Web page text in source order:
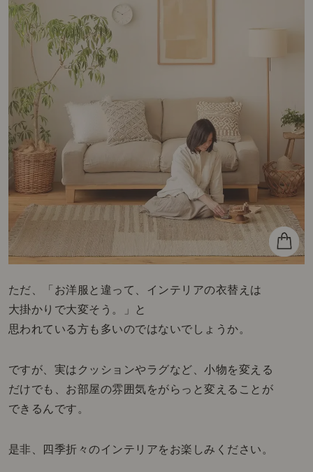
ただ、「お洋服と違って、インテリアの衣替えは
大掛かりで大変そう。」と
思われている方も多いのではないでしょうか。
ですが、実はクッションやラグなど、小物を変える
だけでも、お部屋の雰囲気をがらっと変えることが
できるんです。
是非、四季折々のインテリアをお楽しみください。